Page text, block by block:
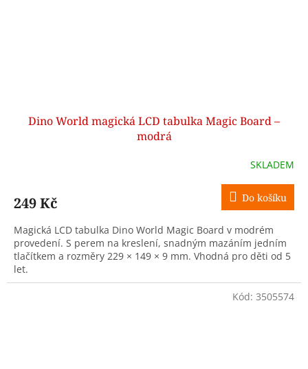
Dino World magická LCD tabulka Magic Board –
modrá
SKLADEM
249 Kč Do košíku
Magická LCD tabulka Dino World Magic Board v modrém
provedení. S perem na kreslení, snadným mazáním jedním
tlačítkem a rozměry 229 × 149 × 9 mm. Vhodná pro děti od 5
let.
Kód: 3505574